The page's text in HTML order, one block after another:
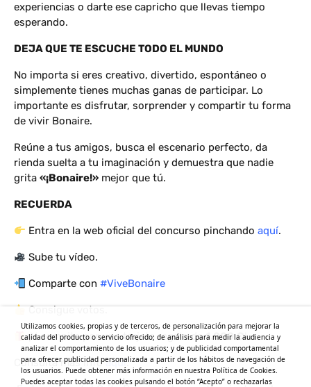
experiencias o darte ese capricho que llevas tiempo
esperando.
DEJA QUE TE ESCUCHE TODO EL MUNDO
No importa si eres creativo, divertido, espontáneo o
simplemente tienes muchas ganas de participar. Lo
importante es disfrutar, sorprender y compartir tu forma
de vivir Bonaire.
Reúne a tus amigos, busca el escenario perfecto, da
rienda suelta a tu imaginación y demuestra que nadie
grita «¡Bonaire!» mejor que tú.
RECUERDA
Entra en la web oficial del concurso pinchandoaquí.
Sube tu vídeo.
Comparte con#ViveBonaire
Consigue votos.
¡Y compite por una tarjeta regalo de1.000 €!
Consulta más infoaquí.
Utilizamos cookies, propias y de terceros, de personalización para mejorar la
calidad del producto o servicio ofrecido; de análisis para medir la audiencia y
analizar el comportamiento de los usuarios; y de publicidad comportamental
para ofrecer publicidad personalizada a partir de los hábitos de navegación de
los usuarios. Puede obtener más información en nuestra Política de Cookies.
Puedes aceptar todas las cookies pulsando el botón “Acepto” o rechazarlas